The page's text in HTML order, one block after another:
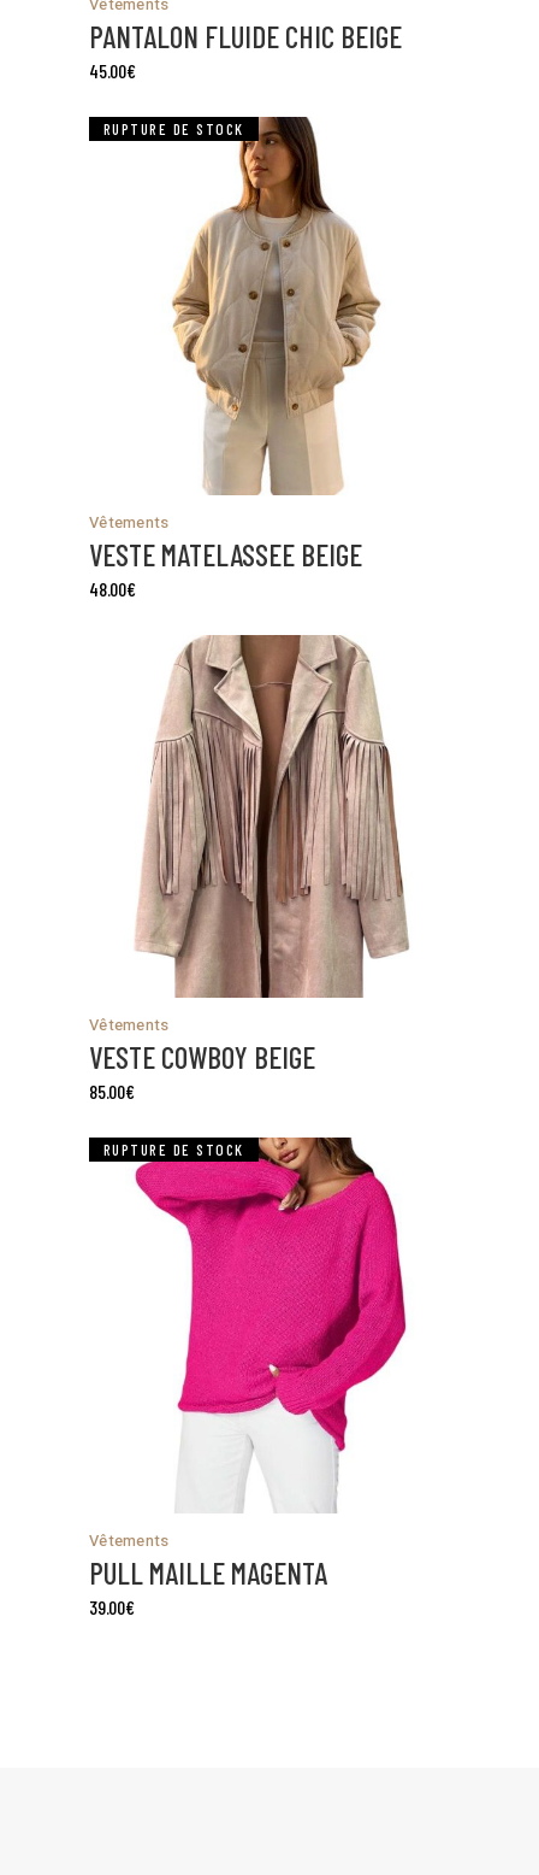
PANTALON FLUIDE CHIC BEIGE
45.00€
RUPTURE DE STOCK
Vêtements
VESTE MATELASSEE BEIGE
48.00€
Vêtements
VESTE COWBOY BEIGE
85.00€
RUPTURE DE STOCK
Vêtements
PULL MAILLE MAGENTA
39.00€